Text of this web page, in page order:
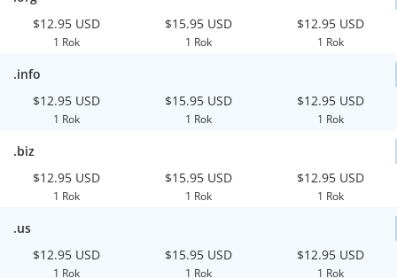
$12.95 USD
1 Rok
$15.95 USD
1 Rok
$12.95 USD
1 Rok
.info
$12.95 USD
1 Rok
$15.95 USD
1 Rok
$12.95 USD
1 Rok
.biz
$12.95 USD
1 Rok
$15.95 USD
1 Rok
$12.95 USD
1 Rok
.us
$12.95 USD
1 Rok
$15.95 USD
1 Rok
$12.95 USD
1 Rok